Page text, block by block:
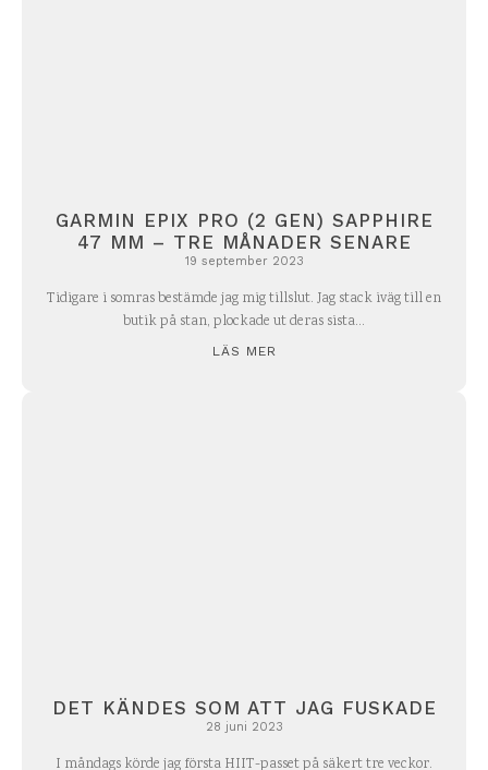
GARMIN EPIX PRO (2 GEN) SAPPHIRE
47 MM – TRE MÅNADER SENARE
19 september 2023
Tidigare i somras bestämde jag mig tillslut. Jag stack iväg till en
butik på stan, plockade ut deras sista...
LÄS MER
DET KÄNDES SOM ATT JAG FUSKADE
28 juni 2023
I måndags körde jag första HIIT-passet på säkert tre veckor.